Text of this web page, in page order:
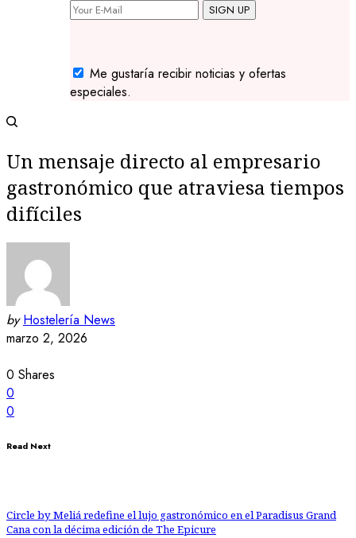
SIGN UP
Me gustaría recibir noticias y ofertas
especiales.
Un mensaje directo al empresario
gastronómico que atraviesa tiempos
difíciles
by Hostelería News
marzo 2, 2026
0 Shares
0
0
Read Next
Circle by Meliá redefine el lujo gastronómico en el Paradisus Grand
Cana con la décima edición de The Epicure